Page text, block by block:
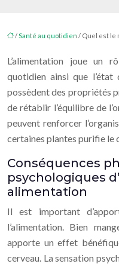
/Santé au quotidien / Quel est le
L’alimentation joue un
quotidien ainsi que
possèdent des propriétés
de rétablir l’équilibre de
peuvent renforcer
certaines plantes purifie le
Conséquences
psychologiques
alimentation
Il est important
l’alimentation. Bien
apporte un effet
cerveau. La sensation